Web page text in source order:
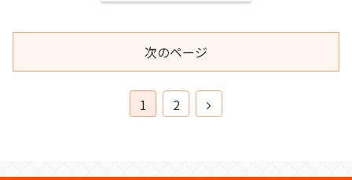
次のページ
1 2
次